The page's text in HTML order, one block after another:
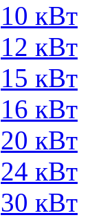
10 кВт
12 кВт
15 кВт
16 кВт
20 кВт
24 кВт
30 кВт